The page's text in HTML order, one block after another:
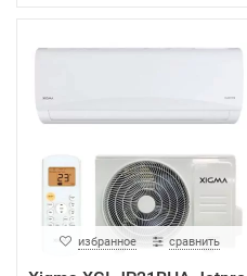
избранное сравнить